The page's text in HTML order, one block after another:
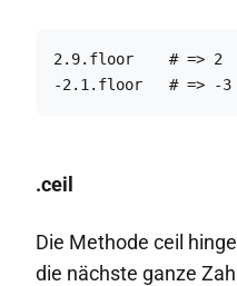
2.9.floor    # => 2
-2.1.floor   # => -3
.ceil
Die Methode ceil
die nächste ganze